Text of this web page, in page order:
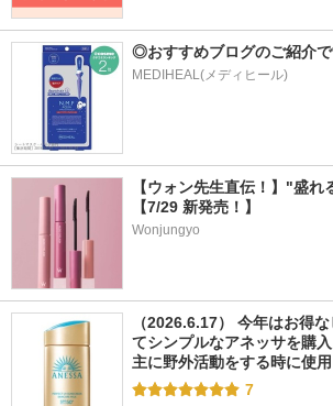
◎おすすめブログのご紹介
MEDIHEAL(メディヒール)
【ウォン先生直伝！】"盛
【7/29 新発売！】
Wonjungyo
（2026.6.17） 今年はお得
てシンプルなアネッサを購
主に野外活動をする時に使
7